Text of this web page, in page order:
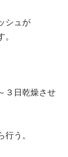
シュが
３日乾燥させ
う。